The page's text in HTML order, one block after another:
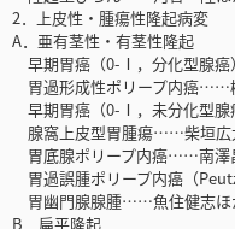
2．上皮性・腫瘍性隆起病変
A．亜有茎性・有茎性隆起
早期胃癌（0-Ⅰ，分化型腺
胃過形成性ポリープ内癌……
早期胃癌（0-Ⅰ，未分化型
腺窩上皮型胃腫瘍……柴垣広
胃底腺ポリープ内癌……南澤
胃過誤腫ポリープ内癌（
胃幽門腺腺腫……魚住健志ほ
B．扁平隆起